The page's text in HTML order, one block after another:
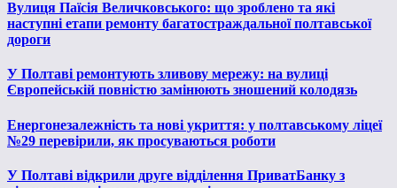
Вулиця Паїсія Величковського: що зроблено та які
наступні етапи ремонту багатостраждальної полтавської
дороги
У Полтаві ремонтують зливову мережу: на вулиці
Європейській повністю замінюють зношений колодязь
Енергонезалежність та нові укриття: у полтавському ліцеї
№29 перевірили, як просуваються роботи
У Полтаві відкрили друге відділення ПриватБанку з